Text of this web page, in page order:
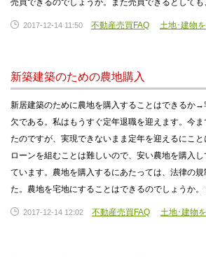
売買できるのでしょうか。また売買できるとして
2017-12-14 11:50 不動産売買FAQ 土地･建物
新築建築のための農地購入
新居建築のために農地を購入することはできるか
欠である。私はもうすぐ定年退職を迎えます。今
たのですが、実現できないまま定年を迎えるにこ
ローンを組むことは難しいので、安い農地を購入し
ています。農地を購入するにあたっては、法律の
た。農地を宅地にすることはできるのでしょうか
2017-12-14 12:02 不動産売買FAQ 土地･建物